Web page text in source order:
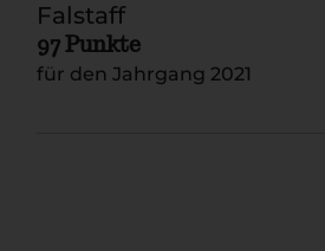
Falstaff
97 Punkte
für den Jahrgang 2021